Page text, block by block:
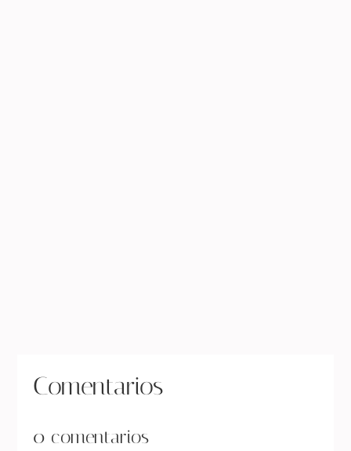
Comentarios
0 comentarios